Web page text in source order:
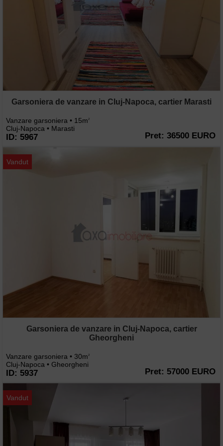
Garsoniera de vanzare in Cluj-Napoca, cartier Marasti
Vanzare garsoniera • 15m2
Cluj-Napoca • Marasti
ID: 5967 Pret: 36500 EURO
Vandut
Garsoniera de vanzare in Cluj-Napoca, cartier
Gheorgheni
Vanzare garsoniera • 30m2
Cluj-Napoca • Gheorgheni
ID: 5937 Pret: 57000 EURO
Vandut